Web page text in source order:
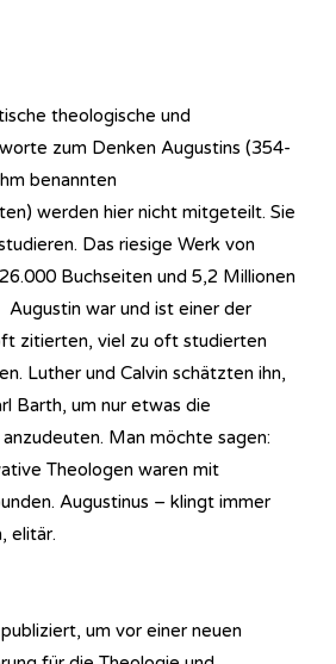
theologische und
zum Denken Augustins (354-
benannten
werden hier nicht mitgeteilt. Sie
Das riesige Werk von
Buchseiten und 5,2 Millionen
war und ist einer der
zitierten, viel zu oft studierten
Luther und Calvin schätzten ihn,
Barth, um nur etwas die
Man möchte sagen:
Theologen waren mit
Augustinus – klingt immer
elitär.
um vor einer neuen